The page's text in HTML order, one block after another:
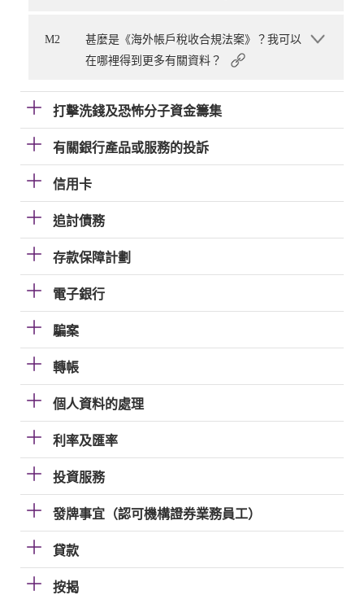
M2
甚麼是《海外帳戶稅收合規法案》？我可以
在哪裡得到更多有關資料？
打擊洗錢及恐怖分子資金籌集
有關銀行產品或服務的投訴
信用卡
追討債務
存款保障計劃
電子銀行
騙案
轉帳
個人資料的處理
利率及匯率
投資服務
發牌事宜（認可機構證券業務員工）
貸款
按揭